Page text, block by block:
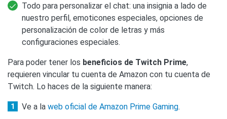
Todo para personalizar el chat: una insignia a lado de
nuestro perfil, emoticones especiales, opciones de
personalización de color de letras y más
configuraciones especiales.
Para poder tener los beneficios de Twitch Prime,
requieren vincular tu cuenta de Amazon con tu cuenta de
Twitch. Lo haces de la siguiente manera:
Ve a la web oficial de Amazon Prime Gaming.